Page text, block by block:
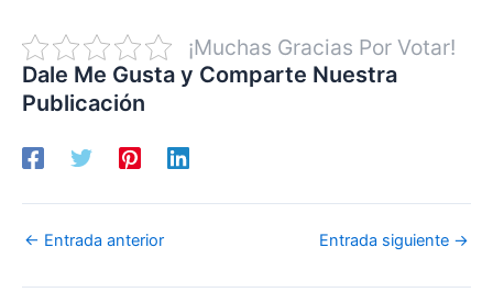
¡Muchas Gracias Por Votar!
Dale Me Gusta y Comparte Nuestra
Publicación
← Entrada anterior Entrada siguiente →